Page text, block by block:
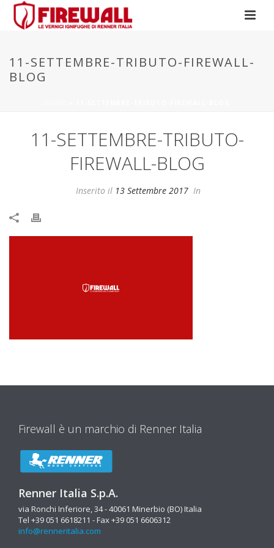
11-SETTEMBRE-TRIBUTO-FIREWALL-
BLOG
11-SETTEMBRE-TRIBUTO-
FIREWALL-BLOG
Inserito il 13 Settembre 2017 In
Firewall è un marchio di Renner Italia
Renner Italia S.p.A.
via Ronchi Inferiore, 34 - 40061 Minerbio (BO) Italia
Tel +39 051 6618211 - Fax +39 051 6606312
info@renneritalia.com